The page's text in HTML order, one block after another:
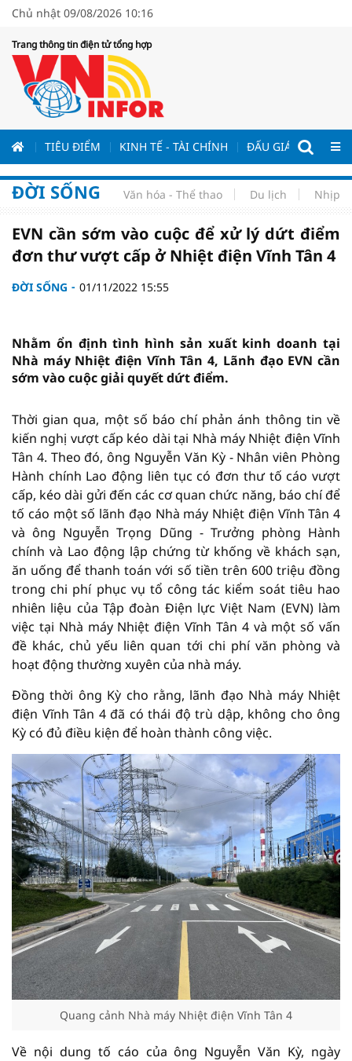
Chủ nhật 09/08/2026 10:16
Trang thông tin điện tử tổng hợp
TIÊU ĐIỂM KINH TẾ - TÀI CHÍNH ĐẤU GIÁ - ĐẤU
ĐỜI SỐNG Văn hóa - Thể thao Du lịch Nhịp
EVN cần sớm vào cuộc để xử lý dứt điểm
đơn thư vượt cấp ở Nhiệt điện Vĩnh Tân 4
ĐỜI SỐNG 01/11/2022 15:55
Nhằm ổn định tình hình sản xuất kinh doanh tại
Nhà máy Nhiệt điện Vĩnh Tân 4, Lãnh đạo EVN cần
sớm vào cuộc giải quyết dứt điểm.
Thời gian qua, một số báo chí phản ánh thông tin về
kiến nghị vượt cấp kéo dài tại Nhà máy Nhiệt điện Vĩnh
Tân 4. Theo đó, ông Nguyễn Văn Kỳ - Nhân viên Phòng
Hành chính Lao động liên tục có đơn thư tố cáo vượt
cấp, kéo dài gửi đến các cơ quan chức năng, báo chí để
tố cáo một số lãnh đạo Nhà máy Nhiệt điện Vĩnh Tân 4
và ông Nguyễn Trọng Dũng - Trưởng phòng Hành
chính và Lao động lập chứng từ khống về khách sạn,
ăn uống để thanh toán với số tiền trên 600 triệu đồng
trong chi phí phục vụ tổ công tác kiểm soát tiêu hao
nhiên liệu của Tập đoàn Điện lực Việt Nam (EVN) làm
việc tại Nhà máy Nhiệt điện Vĩnh Tân 4 và một số vấn
đề khác, chủ yếu liên quan tới chi phí văn phòng và
hoạt động thường xuyên của nhà máy.
Đồng thời ông Kỳ cho rằng, lãnh đạo Nhà máy Nhiệt
điện Vĩnh Tân 4 đã có thái độ trù dập, không cho ông
Kỳ có đủ điều kiện để hoàn thành công việc.
Quang cảnh Nhà máy Nhiệt điện Vĩnh Tân 4
Về nội dung tố cáo của ông Nguyễn Văn Kỳ, ngày